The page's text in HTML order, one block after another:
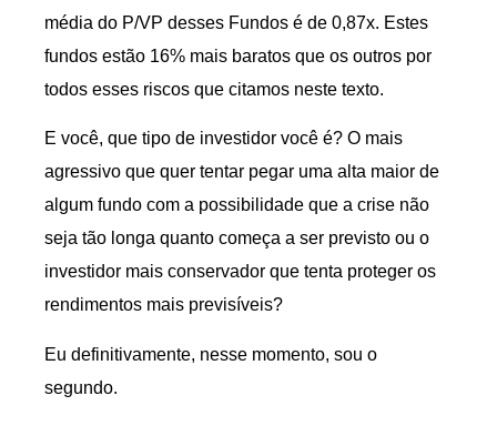
média do P/VP desses Fundos é de 0,87x. Estes
fundos estão 16% mais baratos que os outros por
todos esses riscos que citamos neste texto.
E você, que tipo de investidor você é? O mais
agressivo que quer tentar pegar uma alta maior de
algum fundo com a possibilidade que a crise não
seja tão longa quanto começa a ser previsto ou o
investidor mais conservador que tenta proteger os
rendimentos mais previsíveis?
Eu definitivamente, nesse momento, sou o
segundo.